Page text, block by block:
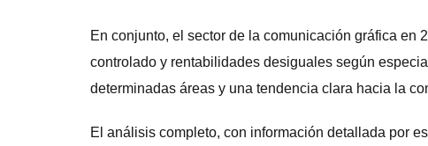
En conjunto, el sector de la comunicación gráfica
controlado y rentabilidades desiguales según
determinadas áreas y una tendencia clara hacia la
El análisis completo, con información detallada por